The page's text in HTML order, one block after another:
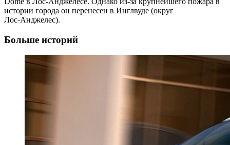
истории города он перенесен в Инглвуде (округ
Лос‑Анджелес).
Больше историй